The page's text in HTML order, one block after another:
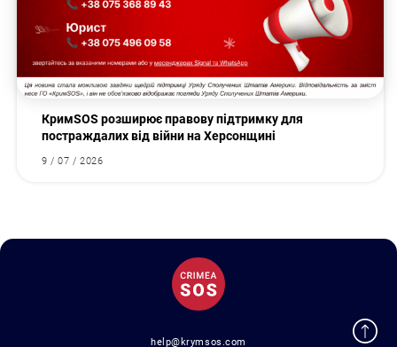
КримSOS розширює правову підтримку для
постраждалих від війни на Херсонщині
9 / 07 / 2026
help@krymsos.com